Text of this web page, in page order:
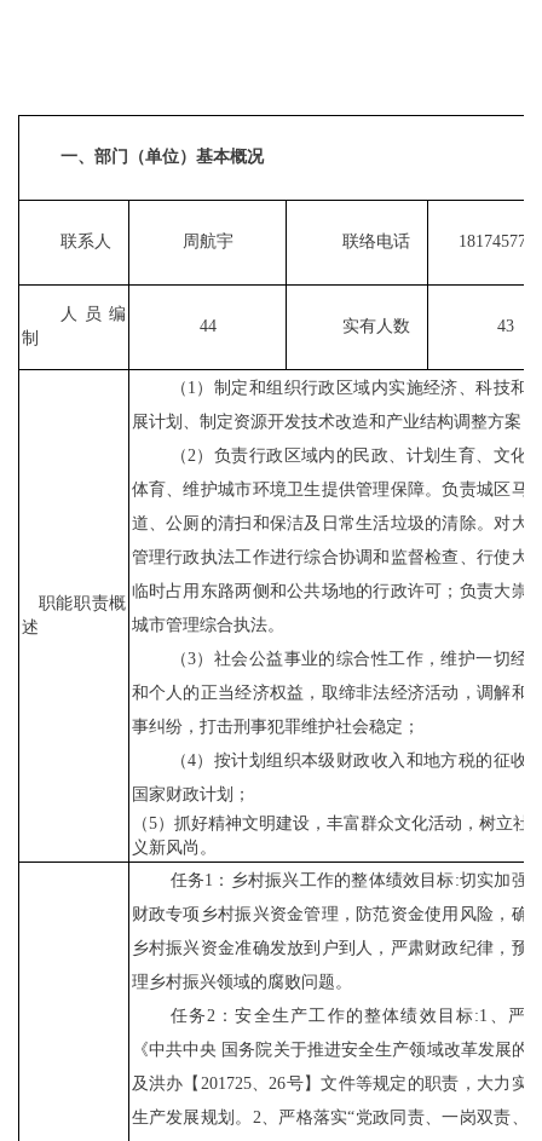
一、部门（单位）基本概况
联系人 周航宇 联络电话
人员编
制
44 实有人数 43
职能职责概
述
（ 1）制定和组织行政区域内实施经济、科技和
展计划、制定资源开发技术改造和产业结构调整方案；
（2）负责行政区域内的民政、计划生育、文化
体育、维护城市环境卫生提供管理保障。负责城区马
道、公厕的清扫和保洁及日常生活垃圾的清除。对大
管理行政执法工作进行综合协调和监督检查、行使 大
临时占用东路两侧和公共场地的行政许可；负责大崇
城市管理综合执法。
（3）社会公益事业的综合性工作，维护一切经
和个人的正当经济权益，取缔非法经济活动，调解和
事纠纷，打击刑事犯罪维护社会稳定；
（4）按计划组织本级财政收入和地方税的征收
国家财政计划；
（5）抓好精神文明建设，丰富群众文化活动，树立社
义新风尚。
任务1：乡村振兴工作的整体绩效目标:切实加强
财政专项乡村振兴资金管理，防范资金使用风险，确
乡村振兴资金准确发放到户到人，严肃财政纪律，预
理乡村振兴领域的腐败问题。
任务2：安全生产工作的整体绩效目标:1、严
《中共中央 国务院关于推进安全生产领域改革发展的
及洪办【201725、26号】文件等规定的职责，大力实
生产发展规划。2、严格落实“党政同责、一岗双责、